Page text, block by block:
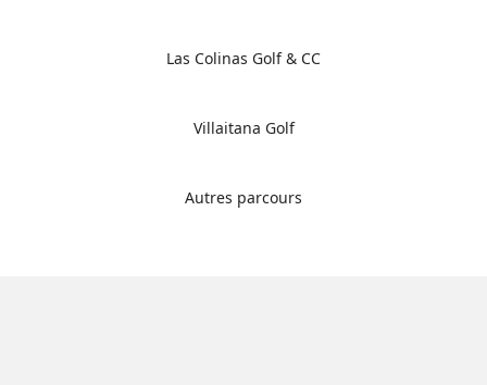
Las Colinas Golf & CC
Villaitana Golf
Autres parcours